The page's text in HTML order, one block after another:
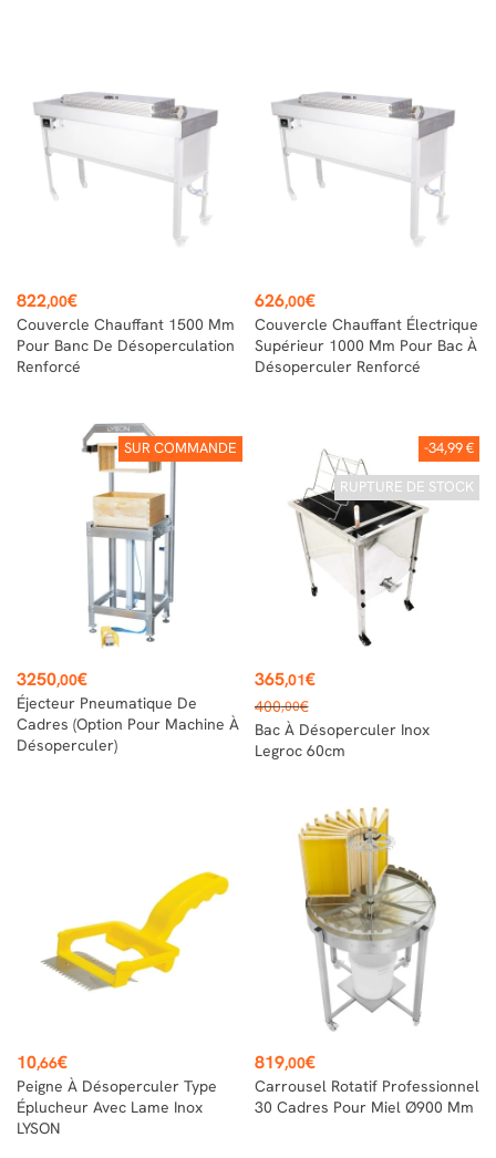
Prix
822,00€
Couvercle Chauffant 1500 Mm
Pour Banc De Désoperculation
Renforcé
Prix
626,00€
Couvercle Chauffant Électrique
Supérieur 1000 Mm Pour Bac À
Désoperculer Renforcé
SUR COMMANDE
Prix
3250,00€
Éjecteur Pneumatique De
Cadres (option Pour Machine À
Désoperculer)
-34,99 €
RUPTURE DE STOCK
Prix
365,01€
Prix
de
base
400,00€
Bac À Désoperculer Inox
Legroc 60cm
Prix
10,66€
Peigne À Désoperculer Type
Éplucheur Avec Lame Inox
LYSON
Prix
819,00€
Carrousel Rotatif Professionnel
30 Cadres Pour Miel Ø900 Mm